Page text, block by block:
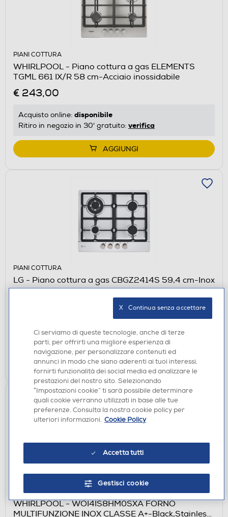
PIANI COTTURA
WHIRLPOOL - Piano cottura a gas ELEMENTS
TGML 661 IX/R 58 cm-Acciaio inossidabile
€ 243,00
Acquisto online: disponibile
Ritiro in negozio in 30' gratuito: verifica
AGGIUNGI
PIANI COTTURA
LG - Piano cottura a gas CBGZ2414S 59,4 cm-Inox
Ritiro in negozio in 30' gratuito:verifica
AGGIUNGI
FORNI DA INCASSO
WHIRLPOOL - WOI4IS8HM0SXA FORNO
MULTIFUNZIONE INOX CLASSE A+-Black,Stainless
Ci serviamo di queste tecnologie, anche di terze
parti, per offrirti una migliore esperienza di
navigazione, per personalizzare contenuti ed
annunci in modo che siano aderenti ai tuoi interessi,
fornirti funzionalità dei social media ed analizzare le
prestazioni del nostro sito. Selezionando
“Impostazioni cookie” ti sarà possibile determinare
quali cookie verranno utilizzati in base alle tue
preferenze. Consulta la nostra cookie policy per
ulteriori informazioni. Cookie Policy
Accetta tutti
Gestisci cookie
X   Continua senza accettare